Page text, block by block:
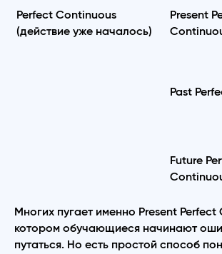
Perfect Continuous
(действие уже началось)
Present
Past
Future
Многих пугает именно Present Perfect
котором обучающиеся начинают
путаться. Но есть простой способ